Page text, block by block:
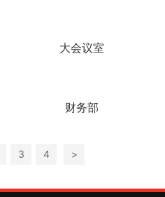
大会议室
财务部
3 4 >